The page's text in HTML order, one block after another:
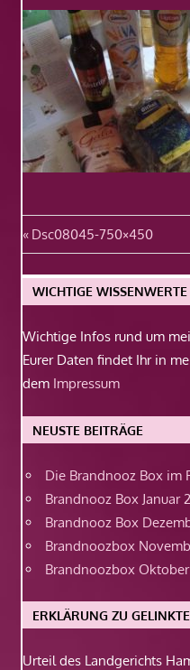
Vorheriger
Beitrag:
Dsc08045-750×450
WICHTIGE
Wichtige Infos rund um
Eurer Daten findet Ihr in
dem Impressum
NEUSTE BEITRÄGE
Die Brandnooz Box im
Brandnooz Box Januar
Brandnooz Box
Brandnoozbox
Brandnoozbox
ERKLÄRUNG ZU
Urteil des Landgerichts